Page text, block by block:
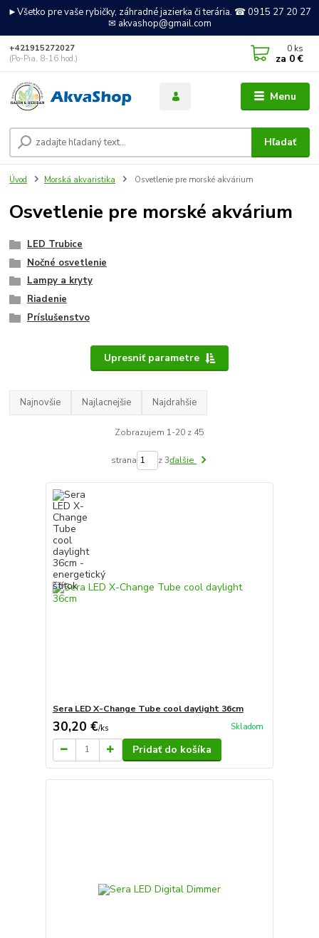
►Všetko pre vaše rybičky, záhradné jazierka či terária. ☎ 0915 27 20 27
✉ akvashop@gmail.com
Menu
Hľadať
+421915272027
(Po-Pia, 8-16 hod.)
0 ks
za 0 €
Úvod Morská akvaristika Osvetlenie pre morské akvárium
Osvetlenie pre morské akvárium
LED Trubice
Nočné osvetlenie
Lampy a kryty
Riadenie
Príslušenstvo
Upresniť parametre
Najnovšie Najlacnejšie Najdrahšie
Zobrazujem 1-20 z 45
strana z 3ďalšie
Sera LED X-Change Tube cool daylight 36cm
30,20 €/ks Skladom
Pridať do košíka